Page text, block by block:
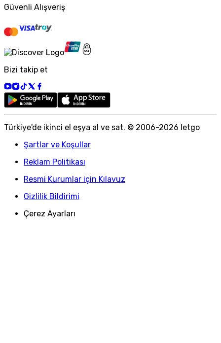
Güvenli Alışveriş
Bizi takip et
Türkiye'de ikinci el eşya al ve sat. © 2006-2026 letgo
Şartlar ve Koşullar
Reklam Politikası
Resmi Kurumlar için Kılavuz
Gizlilik Bildirimi
Çerez Ayarları